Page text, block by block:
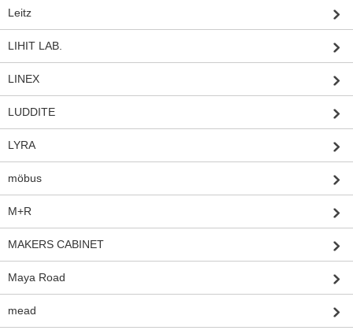
Leitz
LIHIT LAB.
LINEX
LUDDITE
LYRA
möbus
M+R
MAKERS CABINET
Maya Road
mead